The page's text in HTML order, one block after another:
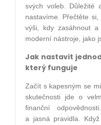
svých voleb. Důležité
nastavíme. Přečtěte
výši, kdy zasáhnout
moderní nástroje, jako
Jak nastavit
který funguje
Začít s kapesným se
skutečnosti jde o
finanční
a jasná pravidla.